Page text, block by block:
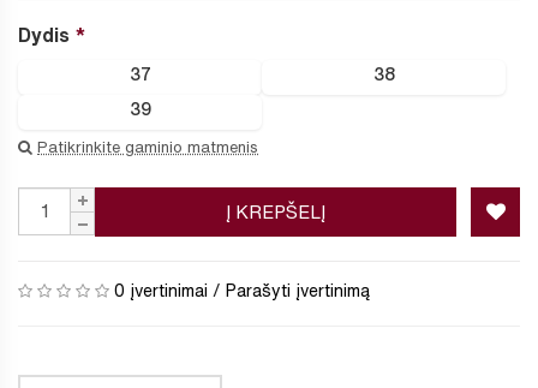
Dydis
37 38
39
Patikrinkite gaminio matmenis
Į KREPŠELĮ
0 įvertinimai / Parašyti įvertinimą